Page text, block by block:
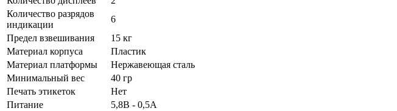
Количество разрядов
индикации
6
Предел взвешивания
15 кг
Материал корпуса
Пластик
Материал платформы
Нержавеющая сталь
Минимальный вес
40 гр
Печать этикеток
Нет
Питание
5,8В - 0,5А